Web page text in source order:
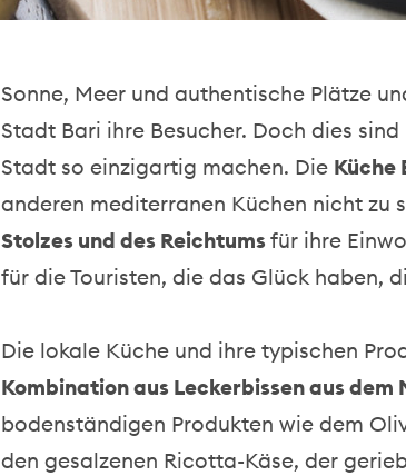
Sonne, Meer und authentische Plätze
Stadt Bari ihre Besucher. Doch dies
Stadt so einzigartig machen. Die Küche
anderen mediterranen Küchen nicht zu
Stolzes und des Reichtums für ihre
für die Touristen, die das Glück haben,
Die lokale Küche und ihre typischen
Kombination aus Leckerbissen aus dem
bodenständigen Produkten wie dem
den gesalzenen Ricotta-Käse, der